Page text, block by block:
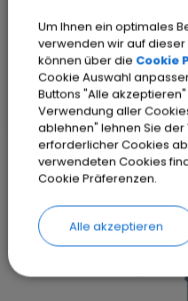
SEITE DRUCKEN
Um Ihnen ein optimales
verwenden wir auf
können über die Cookie
Cookie Auswahl
Buttons "Alle
Verwendung aller
ablehnen" lehnen Sie
erforderlicher Cookies
verwendeten Cookies
Cookie Präferenzen.
Alle akzeptieren